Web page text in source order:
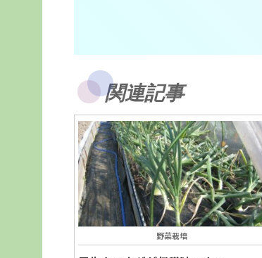
関連記事
野菜栽培